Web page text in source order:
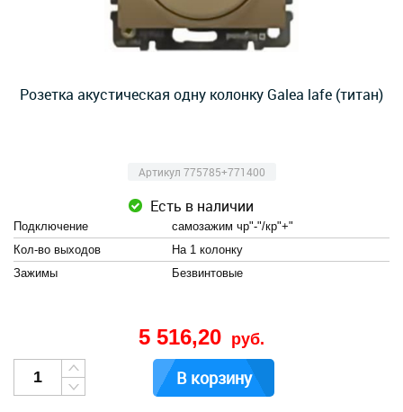
Розетка акустическая одну колонку Galea lafe (титан)
Артикул 775785+771400
Есть в наличии
Подключение
самозажим чр"-"/кр"+"
Кол-во выходов
На 1 колонку
Зажимы
Безвинтовые
5 516,20 руб.
В корзину